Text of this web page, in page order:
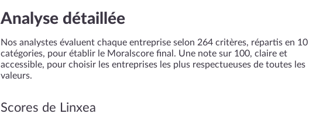
Analyse détaillée
Nos analystes évaluent chaque entreprise selon 264 critères, répartis en 10
catégories, pour établir le Moralscore final. Une note sur 100, claire et
accessible, pour choisir les entreprises les plus respectueuses de toutes les
valeurs.
Scores de Linxea